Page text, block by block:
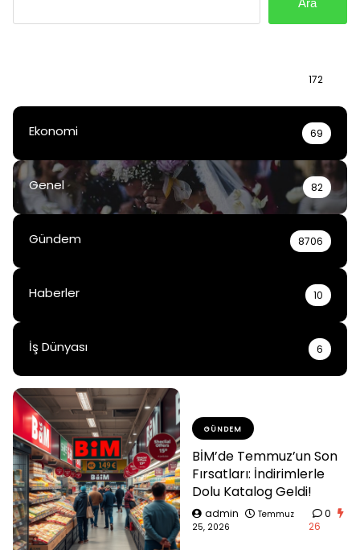
Ara
172
Ekonomi 69
Genel 82
Gündem 8706
Haberler 10
İş Dünyası 6
GÜNDEM
BİM’de Temmuz’un Son
Fırsatları: İndirimlerle
Dolu Katalog Geldi!
admin
Temmuz
25, 2026
0
26